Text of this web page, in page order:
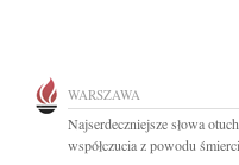
WARSZAWA
Najserdeczniejsze słowa
współczucia z powodu